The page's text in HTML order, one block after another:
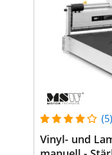
(5)
Vinyl- und